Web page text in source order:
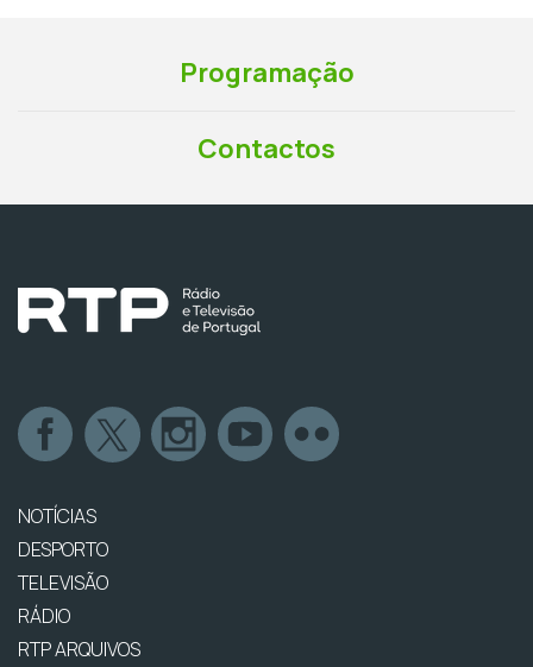
Programação
Contactos
NOTÍCIAS
DESPORTO
TELEVISÃO
RÁDIO
RTP ARQUIVOS